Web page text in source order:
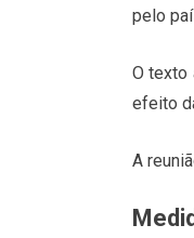
pelo
O texto
efeito
A